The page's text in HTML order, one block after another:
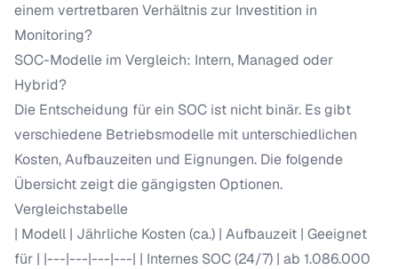
einem vertretbaren Verhältnis zur Investition in
Monitoring?
SOC-Modelle im Vergleich: Intern, Managed oder
Hybrid?
Die Entscheidung für ein SOC ist nicht binär. Es gibt
verschiedene Betriebsmodelle mit unterschiedlichen
Kosten, Aufbauzeiten und Eignungen. Die folgende
Übersicht zeigt die gängigsten Optionen.
Vergleichstabelle
| Modell | Jährliche Kosten (ca.) | Aufbauzeit | Geeignet
für | |---|---|---|---| | Internes SOC (24/7) | ab 1.086.000